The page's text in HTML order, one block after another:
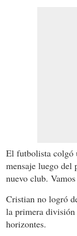
El futbolista colgó
mensaje luego del
nuevo club. Vamos
Cristian no logró
la primera división
horizontes.